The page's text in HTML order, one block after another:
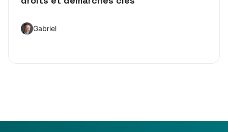
Gabriel